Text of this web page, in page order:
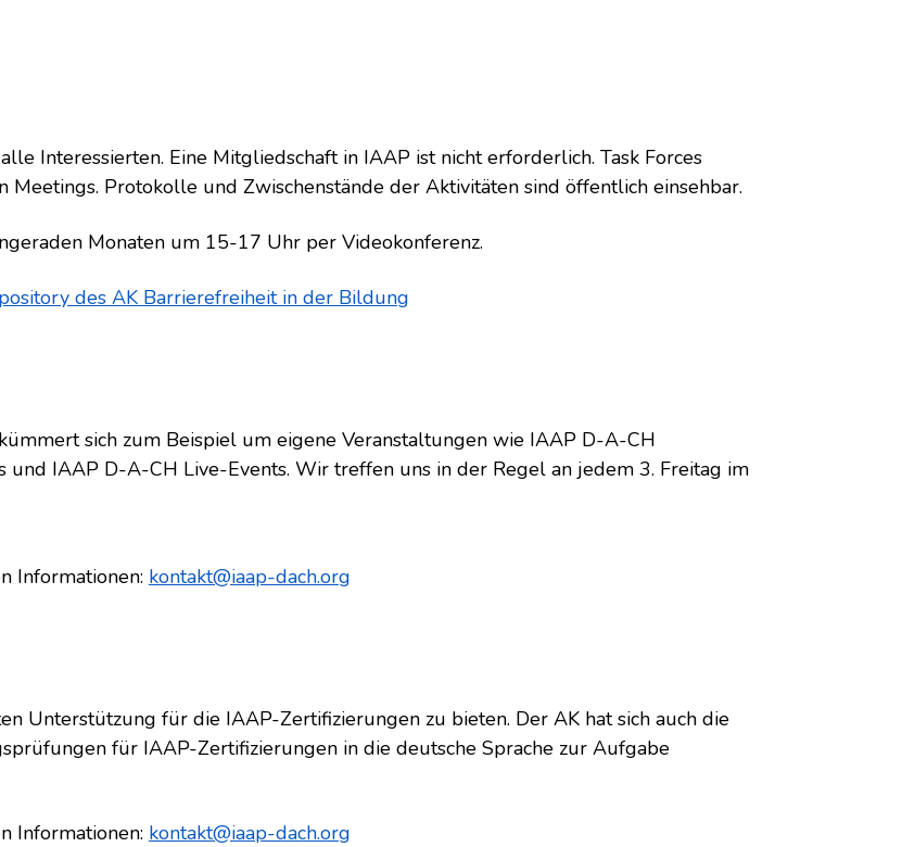
Interessierten. Eine Mitgliedschaft in IAAP ist nicht erforderlich. Task Forces
Meetings. Protokolle und Zwischenstände der Aktivitäten sind öffentlich einsehbar.
Monaten um 15-17 Uhr per Videokonferenz.
des AK Barrierefreiheit in der Bildung
sich zum Beispiel um eigene Veranstaltungen wie IAAP D-A-CH
IAAP D-A-CH Live-Events. Wir treffen uns in der Regel an jedem 3. Freitag im
Informationen: kontakt@iaap-dach.org
Unterstützung für die IAAP-Zertifizierungen zu bieten. Der AK hat sich auch die
für IAAP-Zertifizierungen in die deutsche Sprache zur Aufgabe
Informationen: kontakt@iaap-dach.org